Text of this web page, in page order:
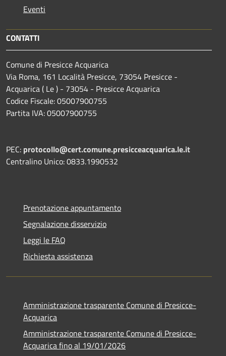
Eventi
CONTATTI
Comune di Presicce Acquarica
Via Roma, 161 Località Presicce, 73054 Presicce -
Acquarica ( Le ) - 73054 - Presicce Acquarica
Codice Fiscale: 05007900755
Partita IVA: 05007900755
PEC: protocollo@cert.comune.presicceacquarica.le.it
Centralino Unico: 0833.1990532
Prenotazione appuntamento
Segnalazione disservizio
Leggi le FAQ
Richiesta assistenza
Amministrazione trasparente Comune di Presicce-
Acquarica
Amministrazione trasparente Comune di Presicce-
Acquarica fino al 19/01/2026